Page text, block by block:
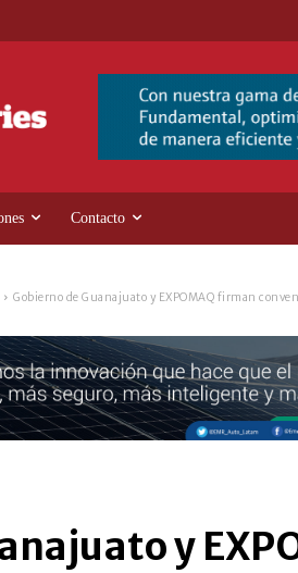
Contacto
Gobierno de Guanajuato y EXPOMAQ firman
y